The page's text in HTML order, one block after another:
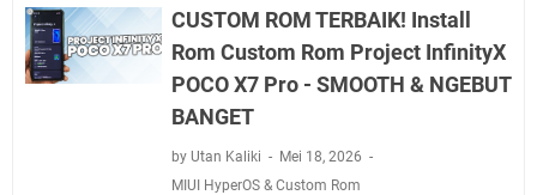
CUSTOM ROM TERBAIK! Install
Rom Custom Rom Project InfinityX
POCO X7 Pro - SMOOTH & NGEBUT
BANGET
by Utan Kaliki
Mei 18, 2026
MIUI HyperOS & Custom Rom